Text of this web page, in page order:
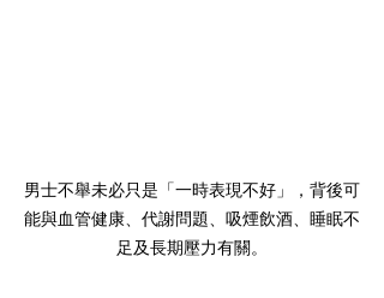
男士不舉未必只是「一時表現不好」，背後可
能與血管健康、代謝問題、吸煙飲酒、睡眠不
足及長期壓力有關。